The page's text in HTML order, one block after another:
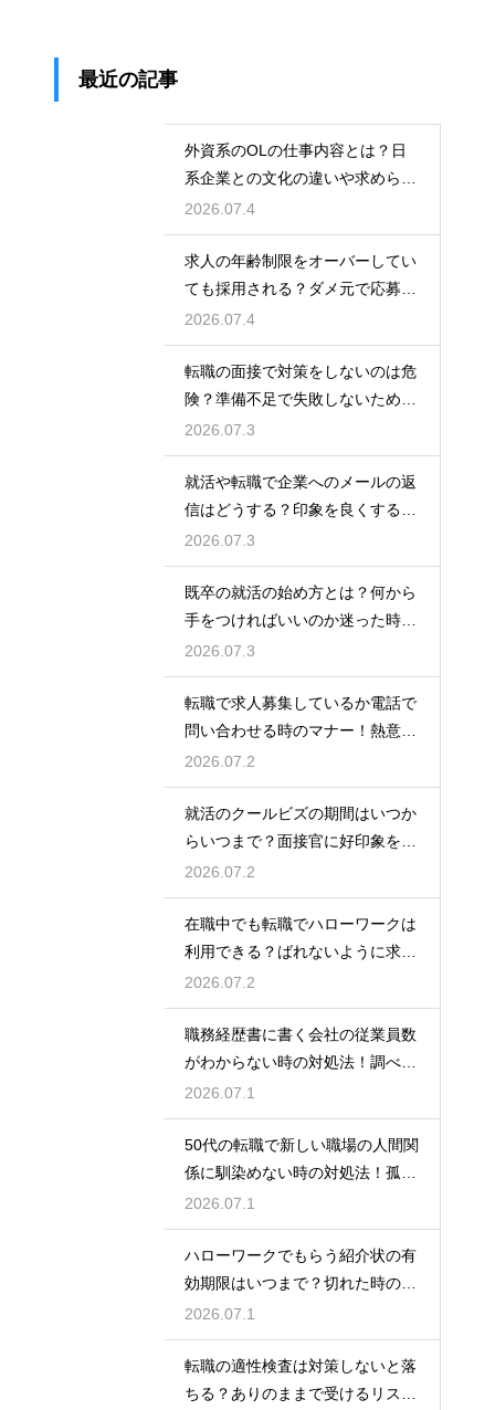
最近の記事
外資系のOLの仕事内容とは？日
系企業との文化の違いや求められ
る英語力とスキル
2026.07.4
求人の年齢制限をオーバーしてい
ても採用される？ダメ元で応募し
て内定を勝ち取る
2026.07.4
転職の面接で対策をしないのは危
険？準備不足で失敗しないための
最低限の心構え
2026.07.3
就活や転職で企業へのメールの返
信はどうする？印象を良くする正
しいマナーと例文
2026.07.3
既卒の就活の始め方とは？何から
手をつければいいのか迷った時に
やるべきステップ
2026.07.3
転職で求人募集しているか電話で
問い合わせる時のマナー！熱意を
伝えるトーク例
2026.07.2
就活のクールビズの期間はいつか
らいつまで？面接官に好印象を与
える正しい服装
2026.07.2
在職中でも転職でハローワークは
利用できる？ばれないように求人
を探すコツ
2026.07.2
職務経歴書に書く会社の従業員数
がわからない時の対処法！調べ方
や正しい書き方
2026.07.1
50代の転職で新しい職場の人間関
係に馴染めない時の対処法！孤立
を防ぐためのコツ
2026.07.1
ハローワークでもらう紹介状の有
効期限はいつまで？切れた時の再
発行や対処法
2026.07.1
転職の適性検査は対策しないと落
ちる？ありのままで受けるリスク